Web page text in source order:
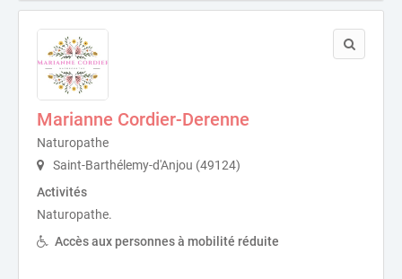
Marianne Cordier-Derenne
Naturopathe
Saint-Barthélemy-d'Anjou (49124)
Activités
Naturopathe.
Accès aux personnes à mobilité réduite